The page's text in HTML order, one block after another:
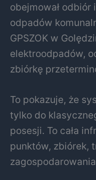
obejmował
odpadów
GPSZOK w
elektroodpadów,
zbiórkę
To pokazuje, że
tylko do
posesji. To cała
punktów, zbiórek,